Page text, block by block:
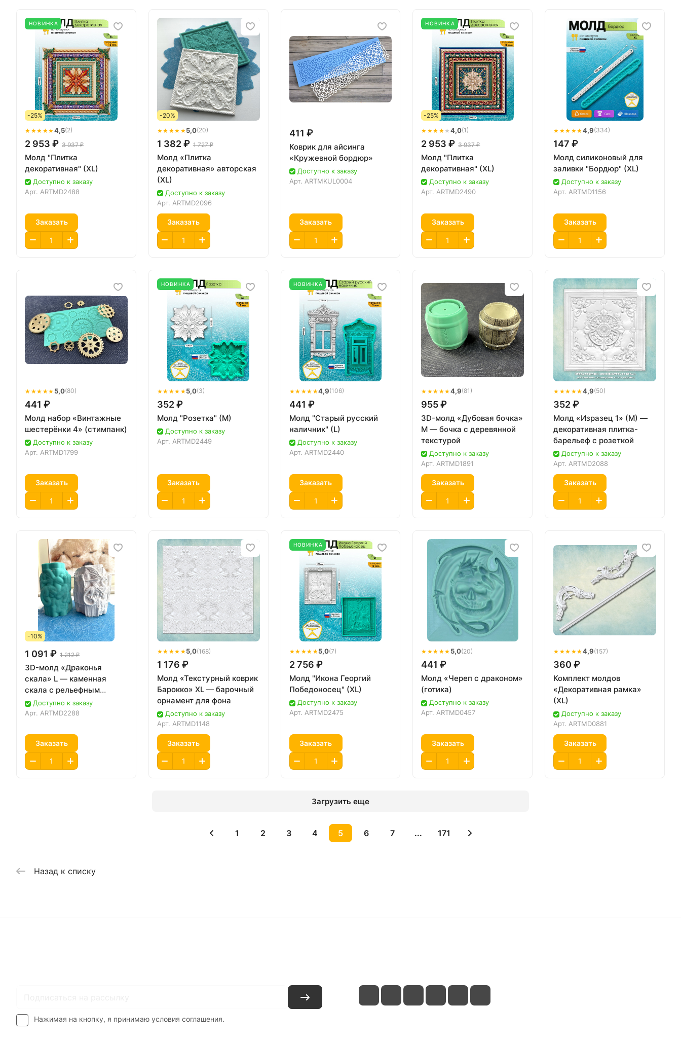
НОВИНКА
-25%
★★★★★4,5(2)
2 953 ₽ 3 937 ₽
Молд "Плитка
декоративная" (XL)
Доступно к заказу
Арт. ARTMD2488
Заказать
-20%
★★★★★5,0(20)
1 382 ₽ 1 727 ₽
Молд «Плитка
декоративная» авторская
(XL)
Доступно к заказу
Арт. ARTMD2096
Заказать
411 ₽
Коврик для айсинга
«Кружевной бордюр»
Доступно к заказу
Арт. ARTMKUL0004
Заказать
НОВИНКА
-25%
★★★★ ★ 4,0(1)
2 953 ₽ 3 937 ₽
Молд "Плитка
декоративная" (XL)
Доступно к заказу
Арт. ARTMD2490
Заказать
★★★★★4,9(334)
147 ₽
Молд силиконовый для
заливки "Бордюр" (XL)
Доступно к заказу
Арт. ARTMD1156
Заказать
★★★★★ 5,0(80)
441 ₽
Молд набор «Винтажные
шестерёнки 4» (стимпанк)
Доступно к заказу
Арт. ARTMD1799
Заказать
НОВИНКА
★★★★★5,0(3)
352 ₽
Молд "Розетка" (M)
Доступно к заказу
Арт. ARTMD2449
Заказать
НОВИНКА
★★★★★4,9(106)
441 ₽
Молд "Старый русский
наличник" (L)
Доступно к заказу
Арт. ARTMD2440
Заказать
★★★★★4,9(81)
955 ₽
3D-молд «Дубовая бочка»
M — бочка с деревянной
текстурой
Доступно к заказу
Арт. ARTMD1891
Заказать
★★★★★4,9(50)
352 ₽
Молд «Изразец 1» (M) —
декоративная плитка-
барельеф с розеткой
Доступно к заказу
Арт. ARTMD2088
Заказать
-10%
1 091 ₽ 1 212 ₽
3D-молд «Драконья
скала» L — каменная
скала с рельефным
драконом
Доступно к заказу
Арт. ARTMD2288
Заказать
★★★★★5,0(168)
1 176 ₽
Молд «Текстурный коврик
Барокко» XL — барочный
орнамент для фона
Доступно к заказу
Арт. ARTMD1148
Заказать
НОВИНКА
★★★★★5,0(7)
2 756 ₽
Молд "Икона Георгий
Победоносец" (XL)
Доступно к заказу
Арт. ARTMD2475
Заказать
★★★★★ 5,0(20)
441 ₽
Молд «Череп с драконом»
(готика)
Доступно к заказу
Арт.ARTMD0457
Заказать
★★★★★4,9(157)
360 ₽
Комплект молдов
«Декоративная рамка»
(XL)
Доступно к заказу
Арт.ARTMD0881
Заказать
Загрузить еще
1 2 3 4 5 6 7 ... 171
Назад к списку
Нажимая на кнопку, я принимаю условия соглашения.